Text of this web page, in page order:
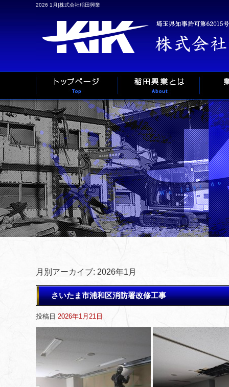
2026 1月|株式会社稲田興業
月別アーカイブ: 2026年1月
さいたま市浦和区消防署改修工事
投稿日 2026年1月21日